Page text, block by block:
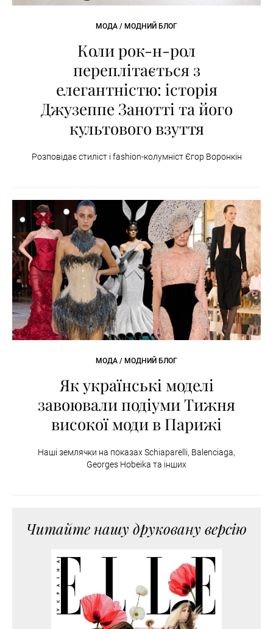
МОДА / МОДНИЙ БЛОГ
Коли рок-н-рол
переплітається з
елегантністю: історія
Джузеппе Занотті та його
культового взуття
Розповідає стиліст і fashion-колумніст Єгор Воронкін
МОДА / МОДНИЙ БЛОГ
Як українські моделі
завоювали подіуми Тижня
високої моди в Парижі
Наші землячки на показах Schiaparelli, Balenciaga,
Georges Hobeika та інших
Читайте нашу друковану версію